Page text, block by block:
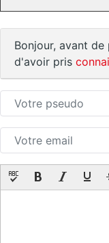
Bonjour, avant
d'avoir pris